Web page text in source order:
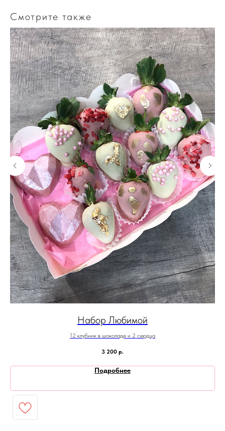
Смотрите также
Набор Любимой
12 клубник в шоколаде и 2 сердца
3 200 р.
Подробнее